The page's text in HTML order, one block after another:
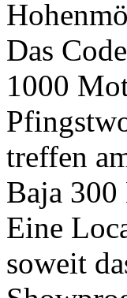
Das
1000
treffen
Baja
Eine
soweit